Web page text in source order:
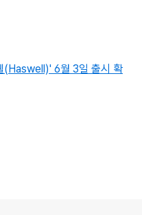
(Haswell)' 6월 3일 출시 확